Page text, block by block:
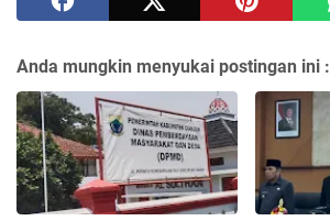
Anda mungkin menyukai postingan ini :